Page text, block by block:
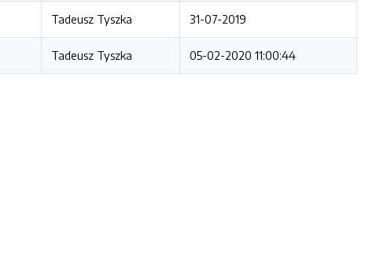
Tadeusz Tyszka 31-07-2019
Tadeusz Tyszka 05-02-2020 11:00:44